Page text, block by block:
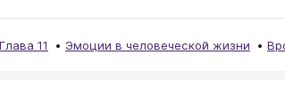
11 Эмоции в человеческой жизни